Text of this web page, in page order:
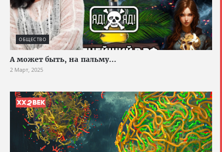
ОБЩЕСТВО
А может быть, на пальму...
2 Март, 2025